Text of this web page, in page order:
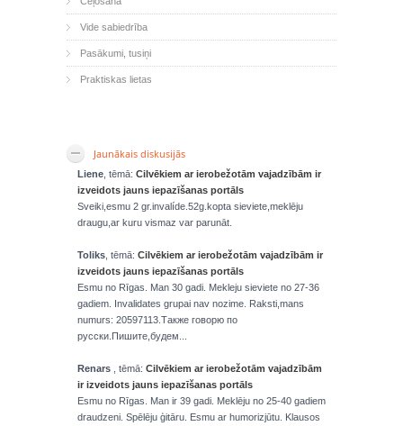
Vide sabiedrība
Pasākumi, tusiņi
Praktiskas lietas
Jaunākais diskusijās
Liene , tēmā: Cilvēkiem ar ierobežotām vajadzībām ir
izveidots jauns iepazīšanas portāls
Sveiki,esmu 2 gr.invalíde.52g.kopta sieviete,meklēju
draugu,ar kuru vismaz var parunāt.
Toliks , tēmā: Cilvēkiem ar ierobežotām vajadzībām ir
izveidots jauns iepazīšanas portāls
Esmu no Rīgas. Man 30 gadi. Mekleju sieviete no 27-36
gadiem. Invalidates grupai nav nozime. Raksti,mans
numurs: 20597113.Также говорю по
русски.Пишите,будем...
Renars , tēmā: Cilvēkiem ar ierobežotām vajadzībām
ir izveidots jauns iepazīšanas portāls
Esmu no Rīgas. Man ir 39 gadi. Meklēju no 25-40 gadiem
draudzeni. Spēlēju ģitāru. Esmu ar humorizjūtu. Klausos